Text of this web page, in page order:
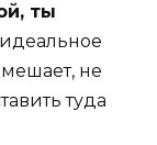
ты
не
туда